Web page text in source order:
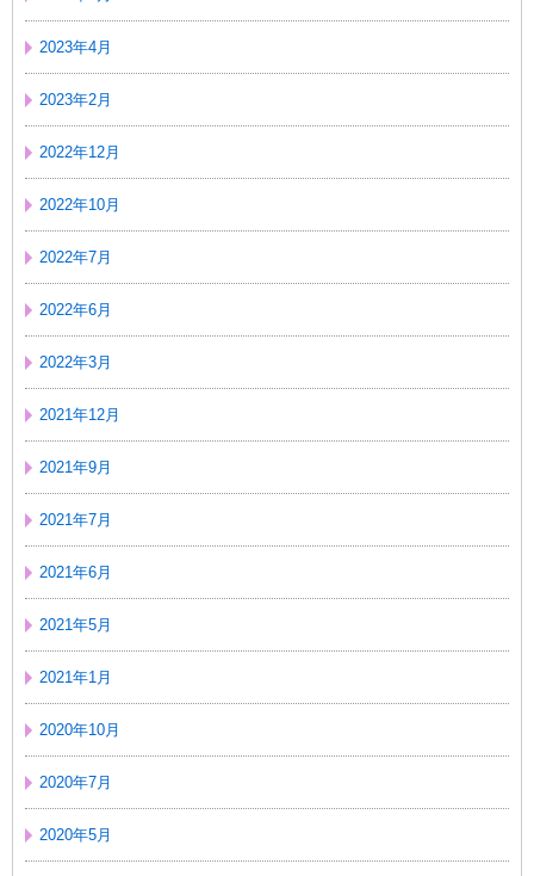
2023年4月
2023年2月
2022年12月
2022年10月
2022年7月
2022年6月
2022年3月
2021年12月
2021年9月
2021年7月
2021年6月
2021年5月
2021年1月
2020年10月
2020年7月
2020年5月